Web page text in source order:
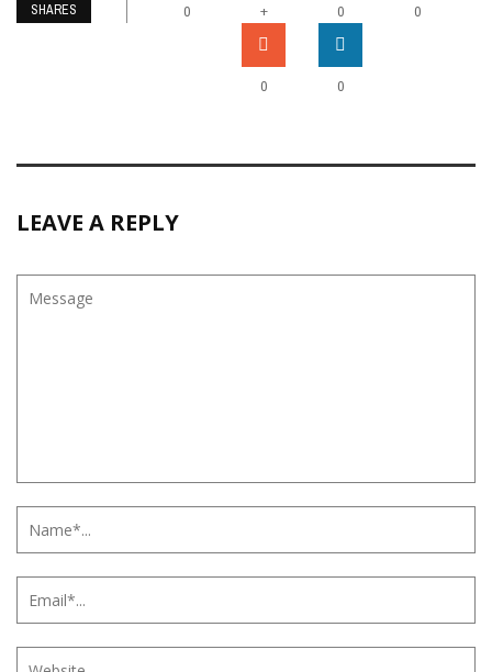
SHARES 0 + 0 0
0 0
LEAVE A REPLY